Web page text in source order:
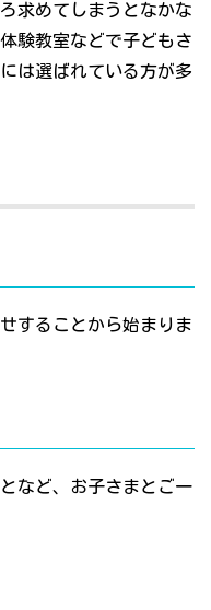
求めてしまうとなかな
験教室などで子どもさ
は選ばれている方が多
することから始まりま
など、お子さまとご一